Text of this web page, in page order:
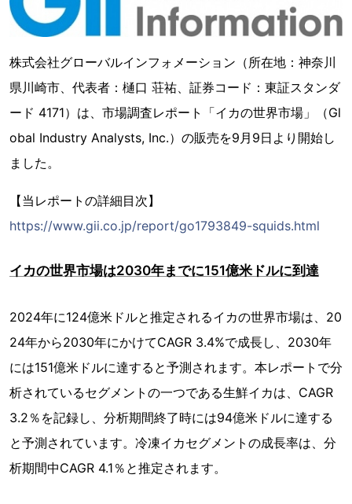
株式会社グローバルインフォメーション（所在地：神奈川
県川崎市、代表者：樋口 荘祐、証券コード：東証スタンダ
ード 4171）は、市場調査レポート「イカの世界市場」（Gl
obal Industry Analysts, Inc.）の販売を9月9日より開始し
ました。
【当レポートの詳細目次】
https://www.gii.co.jp/report/go1793849-squids.html
イカの世界市場は2030年までに151億米ドルに到達
2024年に124億米ドルと推定されるイカの世界市場は、20
24年から2030年にかけてCAGR 3.4%で成長し、2030年
には151億米ドルに達すると予測されます。本レポートで分
析されているセグメントの一つである生鮮イカは、CAGR
3.2％を記録し、分析期間終了時には94億米ドルに達する
と予測されています。冷凍イカセグメントの成長率は、分
析期間中CAGR 4.1％と推定されます。